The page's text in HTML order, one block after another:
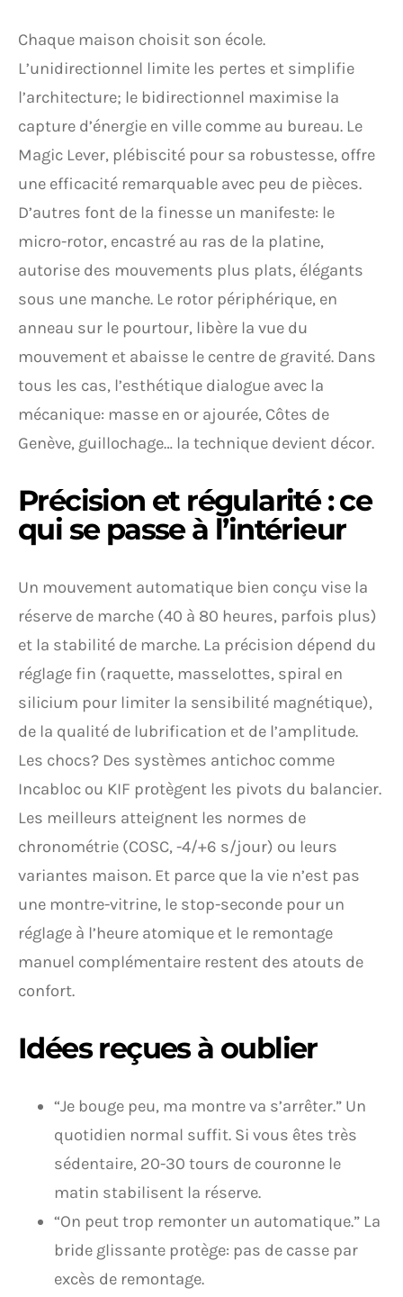
Chaque maison choisit son école.
L’unidirectionnel limite les pertes et simplifie
l’architecture; le bidirectionnel maximise la
capture d’énergie en ville comme au bureau. Le
Magic Lever, plébiscité pour sa robustesse, offre
une efficacité remarquable avec peu de pièces.
D’autres font de la finesse un manifeste: le
micro-rotor, encastré au ras de la platine,
autorise des mouvements plus plats, élégants
sous une manche. Le rotor périphérique, en
anneau sur le pourtour, libère la vue du
mouvement et abaisse le centre de gravité. Dans
tous les cas, l’esthétique dialogue avec la
mécanique: masse en or ajourée, Côtes de
Genève, guillochage… la technique devient décor.
Précision et régularité : ce
qui se passe à l’intérieur
Un mouvement automatique bien conçu vise la
réserve de marche (40 à 80 heures, parfois plus)
et la stabilité de marche. La précision dépend du
réglage fin (raquette, masselottes, spiral en
silicium pour limiter la sensibilité magnétique),
de la qualité de lubrification et de l’amplitude.
Les chocs? Des systèmes antichoc comme
Incabloc ou KIF protègent les pivots du balancier.
Les meilleurs atteignent les normes de
chronométrie (COSC, -4/+6 s/jour) ou leurs
variantes maison. Et parce que la vie n’est pas
une montre-vitrine, le stop-seconde pour un
réglage à l’heure atomique et le remontage
manuel complémentaire restent des atouts de
confort.
Idées reçues à oublier
“Je bouge peu, ma montre va s’arrêter.” Un
quotidien normal suffit. Si vous êtes très
sédentaire, 20-30 tours de couronne le
matin stabilisent la réserve.
“On peut trop remonter un automatique.” La
bride glissante protège: pas de casse par
excès de remontage.